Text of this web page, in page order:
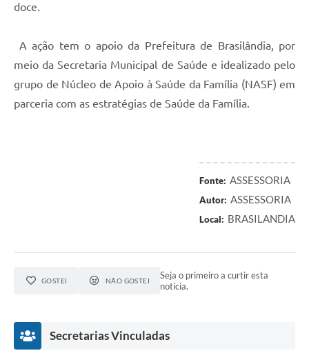
doce.
A ação tem o apoio da Prefeitura de Brasilândia, por
meio da Secretaria Municipal de Saúde e idealizado pelo
grupo de Núcleo de Apoio à Saúde da Família (NASF) em
parceria com as estratégias de Saúde da Família.
Fonte: ASSESSORIA
Autor: ASSESSORIA
Local: BRASILANDIA
GOSTEI NÃO GOSTEI
Seja o primeiro a curtir esta
notícia.
Secretarias Vinculadas